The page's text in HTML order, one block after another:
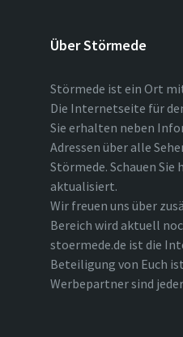
Über Störmede
Störmede ist ein Ort
Die Internetseite für
Sie erhalten neben
Adressen über alle
Störmede. Schauen
aktualisiert.
Wir freuen uns über
Bereich wird aktuell
stoermede.de ist die
Beteiligung von Euch
Werbepartner sind